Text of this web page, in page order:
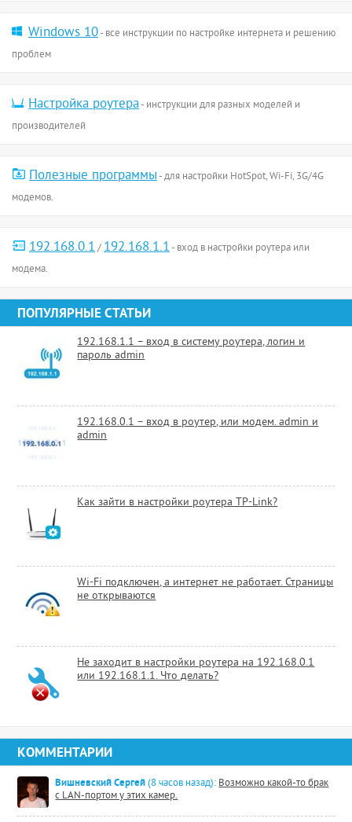
Windows 10- все инструкции по настройке интернета и решению
проблем
Настройка роутера- инструкции для разных моделей и
производителей
Полезные программы- для настройки HotSpot, Wi-Fi, 3G/4G
модемов.
192.168.0.1/192.168.1.1- вход в настройки роутера или
модема.
ПОПУЛЯРНЫЕ СТАТЬИ
192.168.1.1 – вход в систему роутера, логин и
пароль admin
192.168.0.1 – вход в роутер, или модем. admin и
admin
Как зайти в настройки роутера TP-Link?
Wi-Fi подключен, а интернет не работает. Страницы
не открываются
Не заходит в настройки роутера на 192.168.0.1
или 192.168.1.1. Что делать?
КОММЕНТАРИИ
Вишневский Сергей (8 часов назад): Возможно какой-то брак
с LAN-портом у этих камер.